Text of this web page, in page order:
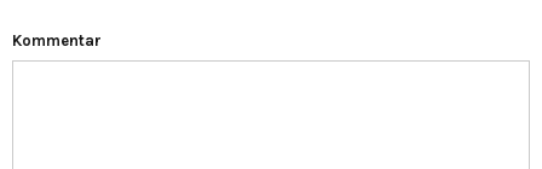
Kommentar